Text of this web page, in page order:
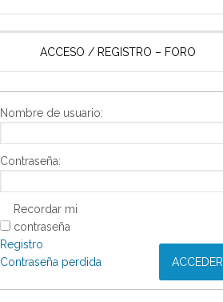
ACCESO / REGISTRO – FORO
Nombre de usuario:
Contraseña:
Recordar mi
contraseña
ACCEDER
Registro
Contraseña perdida